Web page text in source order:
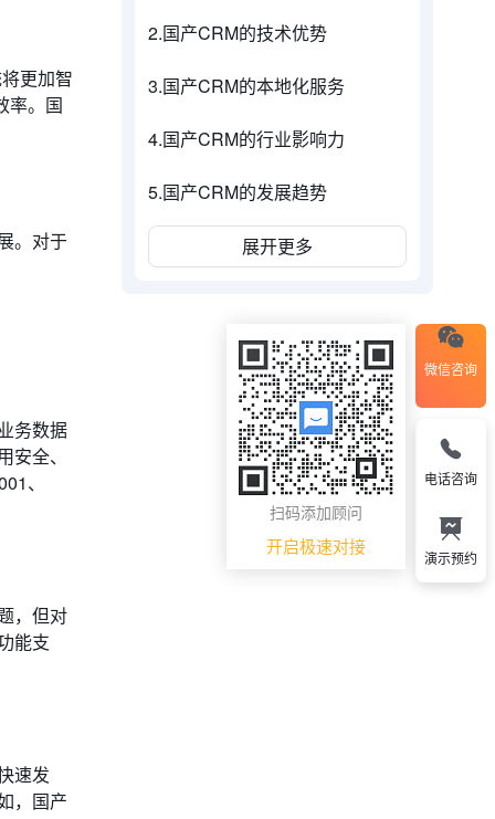
更加智
率。国
。对于
务数据
全、
、
，但对
能支
速发
，国产
2.国产CRM的技术优势
3.国产CRM的本地化服务
4.国产CRM的行业影响力
5.国产CRM的发展趋势
展开更多
微信咨询
扫码添加顾问
开启极速对接
电话咨询
演示预约